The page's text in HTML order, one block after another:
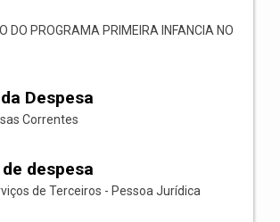
DO PROGRAMA PRIMEIRA INFANCIA NO
Despesa
Correntes
despesa
de Terceiros - Pessoa Jurídica